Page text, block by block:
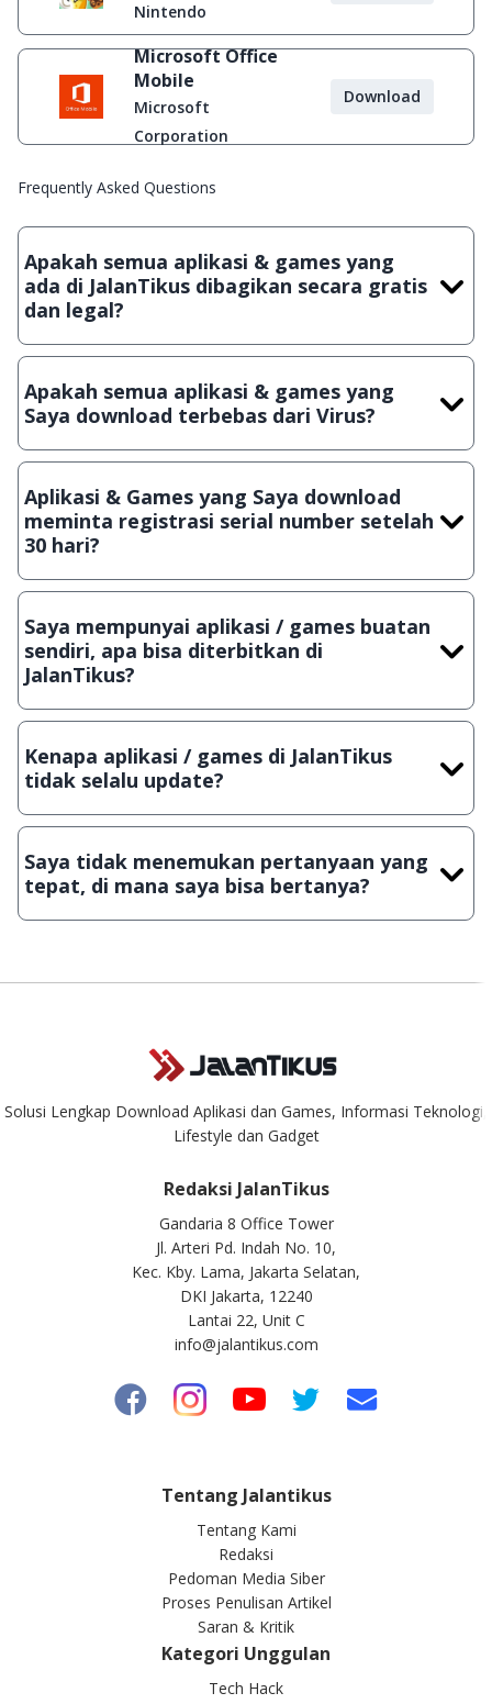
Nintendo
Microsoft Office
Mobile
Microsoft
Corporation
Download
Frequently Asked Questions
Apakah semua aplikasi & games yang
ada di JalanTikus dibagikan secara gratis
dan legal?
Ya, JalanTikus hanya membagikan aplikasi & games yang
crack, patch atau semacamnya.
Apakah semua aplikasi & games yang
Saya download terbebas dari Virus?
Ya, JalanTikus selalu melakukan scanning dengan 3 jenis
suatu aplikasi atau games, sehingga bisa dijamin 100%
terbebas dari virus.
Aplikasi & Games yang Saya download
meminta registrasi serial number setelah
30 hari?
Meskipun dibagikan secara gratis, namun ada beberapa
hanya bisa digunakan dalam jangka waktu tertentu dan jika
ingin lanjut menggunakannya kamu harus membeli lisensi
aslinya.
Saya mempunyai aplikasi / games buatan
sendiri, apa bisa diterbitkan di
JalanTikus?
Tentu saja bisa. Silahkan kirim email keinfo@jalantikus.com
Lampiran File instalasi / (APK) jika Android
Kenapa aplikasi / games di JalanTikus
tidak selalu update?
Demi menjaga kualitas aplikasi dan games yang ada di
download secara manual, sehingga kuota sebesar ribuan
aplikasi & games tidak dapat tercapai dalam waktu yang
singkat.
Saya tidak menemukan pertanyaan yang
tepat, di mana saya bisa bertanya?
Kami dengan senang hati menjawab setiap pertanyaan yang
Solusi Lengkap Download Aplikasi dan Games, Informasi Teknologi,
Lifestyle dan Gadget
Redaksi JalanTikus
Gandaria 8 Office Tower
Jl. Arteri Pd. Indah No. 10,
Kec. Kby. Lama, Jakarta Selatan,
DKI Jakarta, 12240
Lantai 22, Unit C
info@jalantikus.com
Tentang Jalantikus
Tentang Kami
Redaksi
Pedoman Media Siber
Proses Penulisan Artikel
Saran & Kritik
Kategori Unggulan
Tech Hack